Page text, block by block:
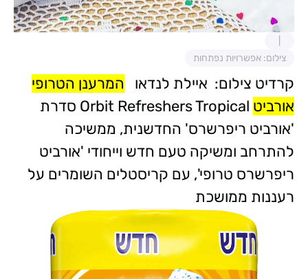
צילום: אפשרויות נפתחות
קרדיט צילום: איילת לנדאו המרענן הטרופי
אורביט
Orbit Refreshers Tropical סדרת
'אורביט ריפרשרס' החדשנית, ממשיכה
להתרחב ומשיקה טעם חדש וייחודי 'אורביט
ריפרשרס טרופי', עם קריסטלים השומרים על
רעננות ממושכת